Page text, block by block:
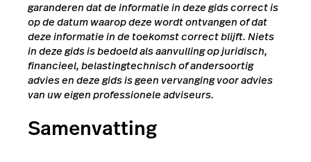
garanderen dat de informatie in deze gids correct is
op de datum waarop deze wordt ontvangen of dat
deze informatie in de toekomst correct blijft. Niets
in deze gids is bedoeld als aanvulling op juridisch,
financieel, belastingtechnisch of andersoortig
advies en deze gids is geen vervanging voor advies
van uw eigen professionele adviseurs.
Samenvatting